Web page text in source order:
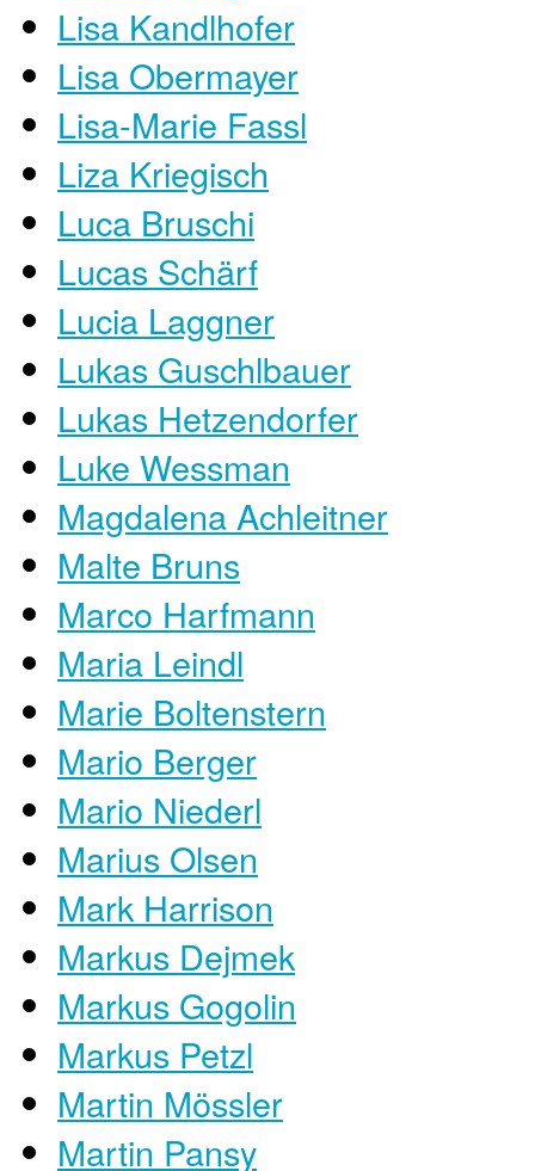
Lisa Kandlhofer
Lisa Obermayer
Lisa-Marie Fassl
Liza Kriegisch
Luca Bruschi
Lucas Schärf
Lucia Laggner
Lukas Guschlbauer
Lukas Hetzendorfer
Luke Wessman
Magdalena Achleitner
Malte Bruns
Marco Harfmann
Maria Leindl
Marie Boltenstern
Mario Berger
Mario Niederl
Marius Olsen
Mark Harrison
Markus Dejmek
Markus Gogolin
Markus Petzl
Martin Mössler
Martin Pansy